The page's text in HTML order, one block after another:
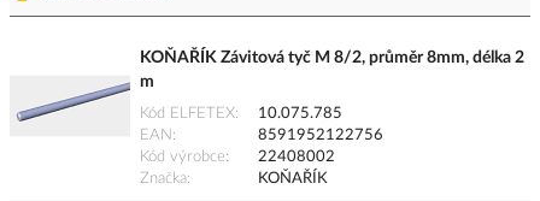
KOŇAŘÍK Závitová tyč M 8/2, průměr 8mm, délka 2
m
Kód ELFETEX
10.075.785
EAN
8591952122756
Kód výrobce
22408002
Značka
KOŇAŘÍK